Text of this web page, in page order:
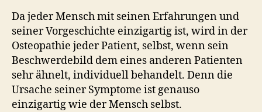
Da jeder Mensch mit seinen Erfahrungen und
seiner Vorgeschichte einzigartig ist, wird in der
Osteopathie jeder Patient, selbst, wenn sein
Beschwerdebild dem eines anderen Patienten
sehr ähnelt, individuell behandelt. Denn die
Ursache seiner Symptome ist genauso
einzigartig wie der Mensch selbst.